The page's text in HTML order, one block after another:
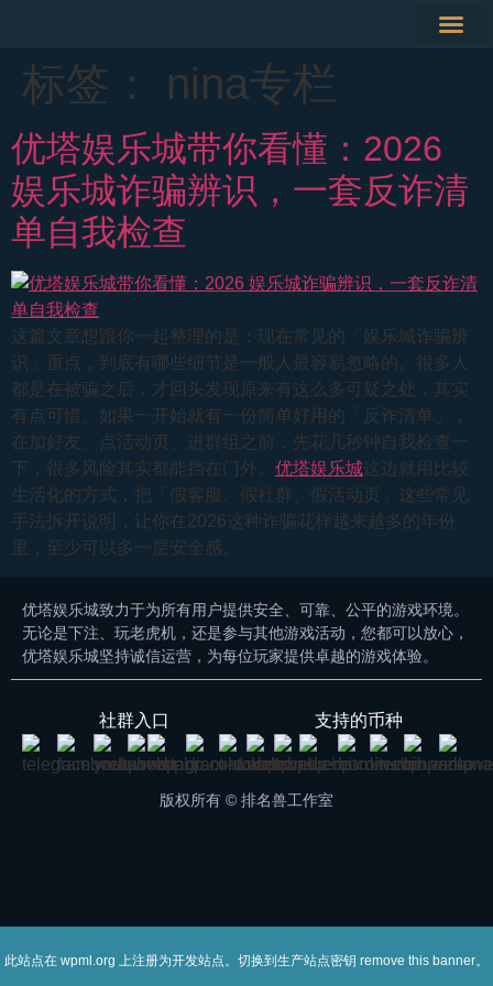
标签： nina专栏
优塔娱乐城带你看懂：2026
娱乐城诈骗辨识，一套反诈清
单自我检查
这篇文章想跟你一起整理的是：现在常见的「娱乐城诈骗辨
识」重点，到底有哪些细节是一般人最容易忽略的。很多人
都是在被骗之后，才回头发现原来有这么多可疑之处，其实
有点可惜。如果一开始就有一份简单好用的「反诈清单」，
在加好友、点活动页、进群组之前，先花几秒钟自我检查一
下，很多风险其实都能挡在门外。 优塔娱乐城这边就用比较
生活化的方式，把「假客服、假社群、假活动页」这些常见
手法拆开说明，让你在2026这种诈骗花样越来越多的年份
里，至少可以多一层安全感。
优塔娱乐城致力于为所有用户提供安全、可靠、公平的游戏环境。
无论是下注、玩老虎机，还是参与其他游戏活动，您都可以放心，
优塔娱乐城坚持诚信运营，为每位玩家提供卓越的游戏体验。
社群入口 支持的币种
版权所有 © 排名兽工作室
此站点在 wpml.org 上注册为开发站点。切换到生产站点密钥 remove this banner。